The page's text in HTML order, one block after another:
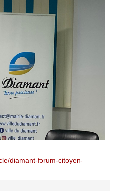
diamant-forum-citoyen-